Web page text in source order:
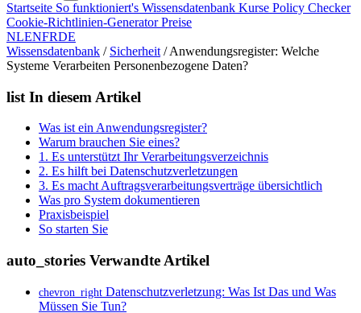
Startseite So funktioniert's Wissensdatenbank Kurse Policy Checker
Cookie-Richtlinien-GeneratorPreise
NLENFRDE
Wissensdatenbank / Sicherheit / Anwendungsregister: Welche
Systeme Verarbeiten Personenbezogene Daten?
list In diesem Artikel
Was ist ein Anwendungsregister?
Warum brauchen Sie eines?
1. Es unterstützt Ihr Verarbeitungsverzeichnis
2. Es hilft bei Datenschutzverletzungen
3. Es macht Auftragsverarbeitungsverträge übersichtlich
Was pro System dokumentieren
Praxisbeispiel
So starten Sie
auto_stories Verwandte Artikel
chevron_right Datenschutzverletzung: Was Ist Das und Was
Müssen Sie Tun?